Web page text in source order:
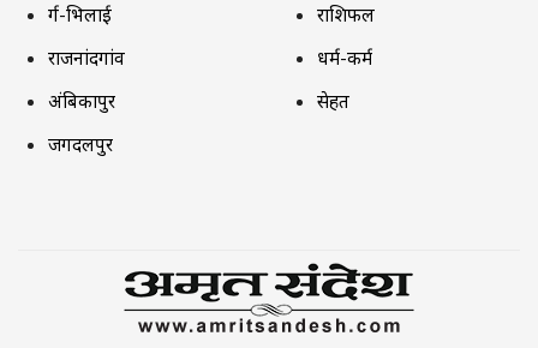
दुर्ग-भिलाई
राजनांदगांव
अंबिकापुर
जगदलपुर
राशिफल
धर्म-कर्म
सेहत